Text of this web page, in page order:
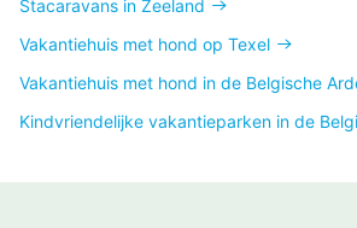
Stacaravans in Zeeland
Vakantiehuis met hond op Texel
Vakantiehuis met hond in de Belgische
Kindvriendelijke vakantieparken in de